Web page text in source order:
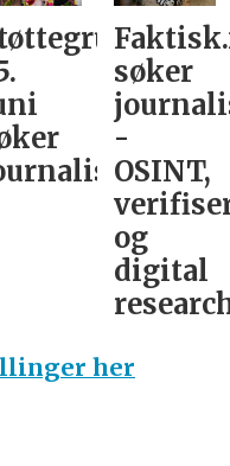
podkast-
søker
-
OSINT,
og
digital
her